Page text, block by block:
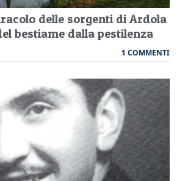
delle sorgenti di Ardola
bestiame dalla pestilenza
1 COMMENTI